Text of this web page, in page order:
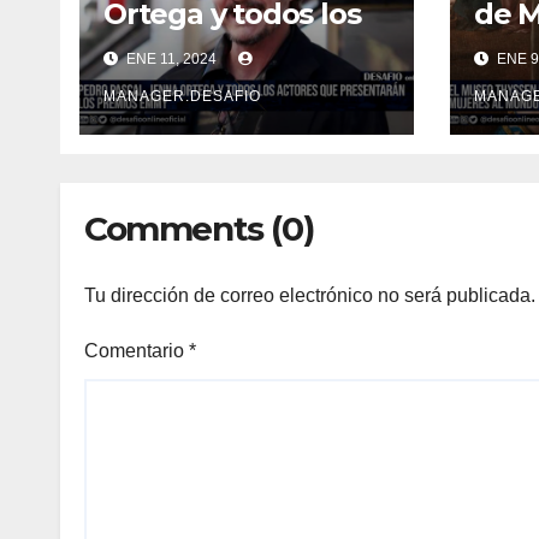
Ortega y todos los
actores que
presentarán los
Premios Emmy
ENE 11, 2024
MANAGER.DESAFIO
de
la
lasENE
Comments (0)
Tu dirección de correo electrónico no será publicada.
Comentario *